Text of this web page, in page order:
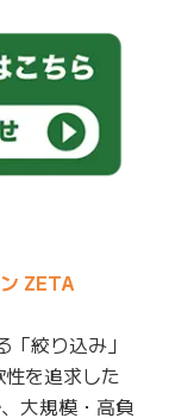
ZETA
絞り込み」
を追求した
大規模・高負